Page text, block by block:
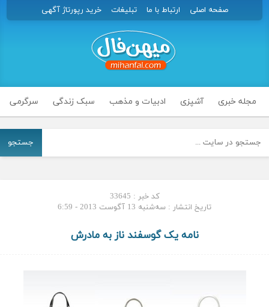
صفحه اصلی ارتباط با ما تبلیغات خرید رپورتاژ آگهی
مجله خبری آشپزی ادبیات و مذهب سبک زندگی سرگرمی
جستجو
کد خبر : 33645
تاریخ انتشار : سه‌شنبه 13 آگوست 2013 - 6:59
نامه یک گوسفند ناز به مادرش